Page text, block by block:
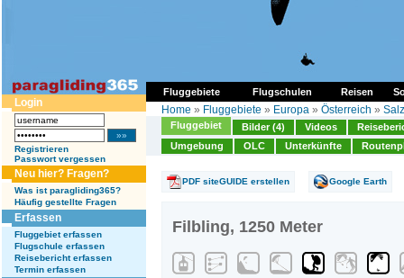
Fluggebiete Flugschulen Reisen
Login
Registrieren
Passwort vergessen
Neu hier? Fragen?
Was ist paragliding365?
Häufig gestellte Fragen
Erfassen
Fluggebiet erfassen
Flugschule erfassen
Reisebericht erfassen
Termin erfassen
Home » Fluggebiete » Europa » Österreich »
Fluggebiet Bilder (4) Videos
Umgebung
OLC Unterkünfte
PDF siteGUIDE erstellen Google Earth
Filbling, 1250 Meter